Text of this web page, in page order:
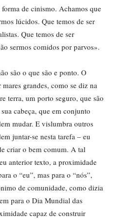
de cinismo. Achamos que
lúcidos. Que temos de ser
Que temos de ser
sermos comidos por parvos».
são o que são e ponto. O
grandes, como se diz na
terra, um porto seguro, que são
cabeça, que em conjunto
mudar. E vislumbra outros
juntar-se nesta tarefa – eu
criar o bem comum. A tal
anterior texto, a proximidade
o “eu”, mas para o “nós”,
de comunidade, como dizia
para o Dia Mundial das
capaz de construir